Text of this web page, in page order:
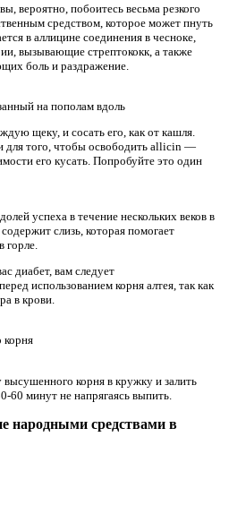
вероятно, побоитесь весьма резкого
средством, которое может пнуть
в аллицине соединения в чесноке,
вызывающие стрептококк, а также
боль и раздражение.
на пополам вдоль
щеку, и сосать его, как от кашля.
для того, чтобы освободить allicin —
его кусать. Попробуйте это один
успеха в течение нескольких веков в
слизь, которая помогает
горле.
диабет, вам следует
использованием корня алтея, так как
в крови.
корня
корня в кружку и залить
60 минут не напрягаясь выпить.
народными средствами в